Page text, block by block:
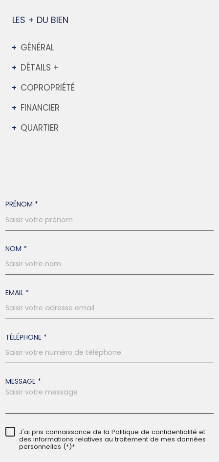
LES + DU BIEN
GÉNÉRAL
DÉTAILS +
COPROPRIÉTÉ
FINANCIER
QUARTIER
PRÉNOM *
NOM *
EMAIL *
TÉLÉPHONE *
MESSAGE *
J'ai pris connaissance de la Politique de confidentialité et
des informations relatives au traitement de mes données
personnelles (*)*